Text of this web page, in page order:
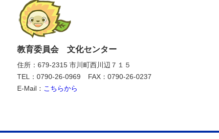
教育委員会 文化センター
住所：679-2315 市川町西川辺７１５
TEL：0790-26-0969
FAX：0790-26-0237
E-Mail： こちらから